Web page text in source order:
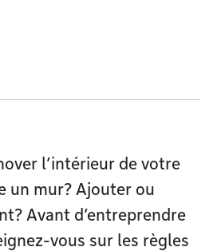
l’intérieur de votre
un mur? Ajouter ou
Avant d’entreprendre
vous sur les règles